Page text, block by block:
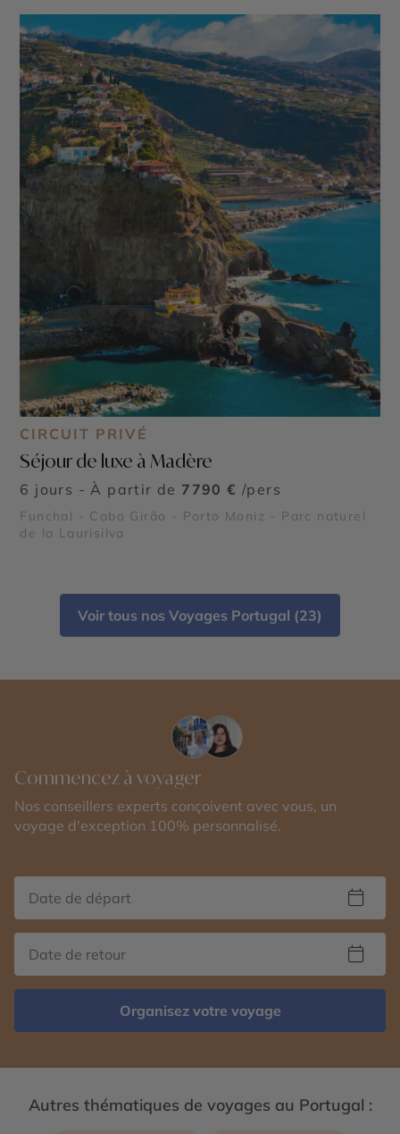
CIRCUIT PRIVÉ
Séjour de luxe à Madère
6 jours - À partir de 7790 € /pers
Funchal - Cabo Girão - Porto Moniz - Parc naturel
de la Laurisilva
Voir tous nos Voyages Portugal (23)
Commencez à voyager
Nos conseillers experts conçoivent avec vous, un
voyage d'exception 100% personnalisé.
Organisez votre voyage
Autres thématiques de voyages au Portugal :